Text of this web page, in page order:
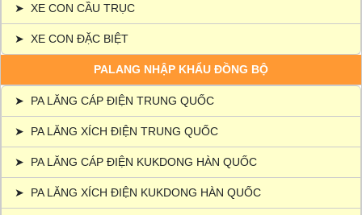
➤ XE CON CẦU TRỤC
➤ XE CON ĐẶC BIỆT
PALANG NHẬP KHẨU ĐỒNG BỘ
➤ PA LĂNG CÁP ĐIỆN TRUNG QUỐC
➤ PA LĂNG XÍCH ĐIỆN TRUNG QUỐC
➤ PA LĂNG CÁP ĐIỆN KUKDONG HÀN QUỐC
➤ PA LĂNG XÍCH ĐIỆN KUKDONG HÀN QUỐC